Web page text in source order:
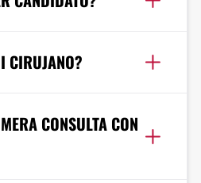
CIRUJANO?
CONSULTA CON